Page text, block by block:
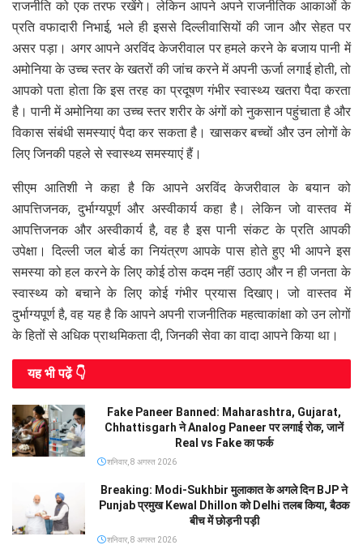
राजनीति को एक तरफ रखेंगे। लेकिन आपने अपने राजनीतिक आकाओं के
प्रति वफादारी निभाई, भले ही इससे दिल्लीवासियों की जान और सेहत पर
असर पड़ा। अगर आपने अरविंद केजरीवाल पर हमले करने के बजाय पानी में
अमोनिया के उच्च स्तर के खतरों की जांच करने में अपनी ऊर्जा लगाई होती, तो
आपको पता होता कि इस तरह का प्रदूषण गंभीर स्वास्थ्य खतरा पैदा करता
है। पानी में अमोनिया का उच्च स्तर शरीर के अंगों को नुकसान पहुंचाता है और
विकास संबंधी समस्याएं पैदा कर सकता है। खासकर बच्चों और उन लोगों के
लिए जिनकी पहले से स्वास्थ्य समस्याएं हैं।
सीएम आतिशी ने कहा है कि आपने अरविंद केजरीवाल के बयान को
आपत्तिजनक, दुर्भाग्यपूर्ण और अस्वीकार्य कहा है। लेकिन जो वास्तव में
आपत्तिजनक और अस्वीकार्य है, वह है इस पानी संकट के प्रति आपकी
उपेक्षा। दिल्ली जल बोर्ड का नियंत्रण आपके पास होते हुए भी आपने इस
समस्या को हल करने के लिए कोई ठोस कदम नहीं उठाए और न ही जनता के
स्वास्थ्य को बचाने के लिए कोई गंभीर प्रयास दिखाए। जो वास्तव में
दुर्भाग्यपूर्ण है, वह यह है कि आपने अपनी राजनीतिक महत्वाकांक्षा को उन लोगों
के हितों से अधिक प्राथमिकता दी, जिनकी सेवा का वादा आपने किया था।
यह भी पढे़ं 👇
Fake Paneer Banned: Maharashtra, Gujarat,
Chhattisgarh ने Analog Paneer पर लगाई रोक, जानें
Real vs Fake का फर्क
शनिवार, 8 अगस्त 2026
Breaking: Modi-Sukhbir मुलाकात के अगले दिन BJP ने
Punjab प्रमुख Kewal Dhillon को Delhi तलब किया, बैठक
बीच में छोड़नी पड़ी
शनिवार, 8 अगस्त 2026